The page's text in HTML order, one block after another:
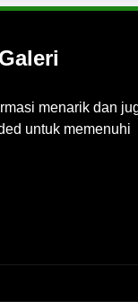
menarik dan
untuk memenuhi